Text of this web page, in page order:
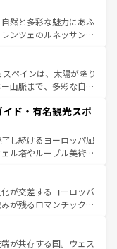
然と多彩な魅力にあふ
ンツェのルネッサンス
やアマルフィ海岸の絶
光の合間には、本場の
料理を堪能することも
ない旅をしてみよう！
ペインは、太陽が降り
山脈まで、多彩な自然
フラメンコ、熱気あふ
生活の一部となってい
囲気や、バルセロナの
古代ローマ遺跡や中世
なるスペインはその個
を魅了する。 なお、新着のスペイン情報は コ
ド・有名観光スポ
し続けるヨーロッパ屈
ル塔やルーブル美術館
麗な宮殿、歴史的な大
自然が、訪れる者を心
食の国としても知ら
ンス、プロヴァンスの
楽しみ方が可能だ。さ
が交差するヨーロッパ
が残るロマンチック街
飽きることがない。ベ
のアルプスの絶景、そ
が共存する国。ウェス